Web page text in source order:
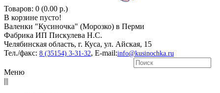
Товаров: 0 (0.00 р.)
В корзине пусто!
Валенки "Кусиночкa" (Морозко) в Перми
Фабрика ИП Пискулева Н.С.
Челябинская область, г. Куса, ул. Айская, 15
Тел./факс: 8 (35154) 3-31-32, E-mail:info@kusinochka.ru
Меню
|||